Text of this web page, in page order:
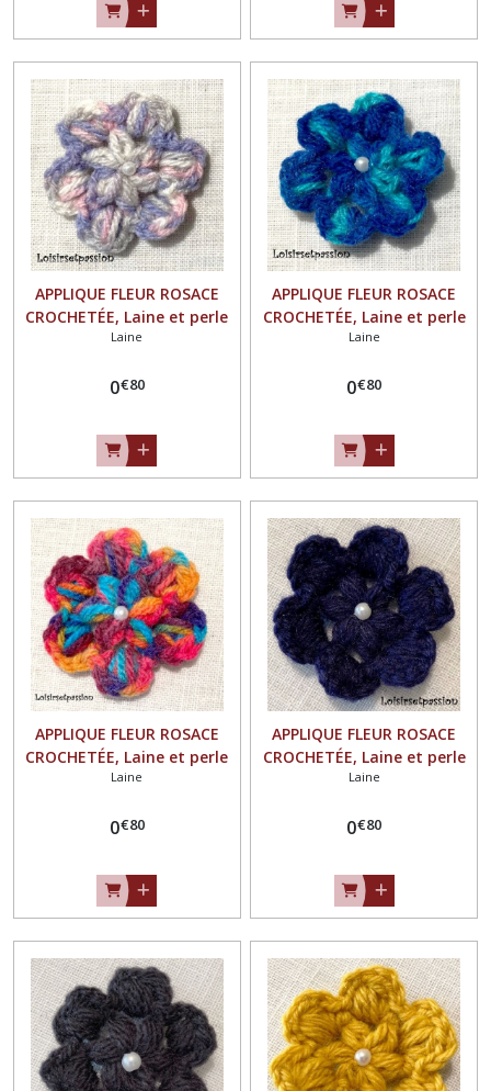
APPLIQUE FLEUR ROSACE
CROCHETÉE, Laine et perle
nacrée / GRIS ROSE PARME
à coudre ou à coller, vendu
Laine
0€80
APPLIQUE FLEUR ROSACE
CROCHETÉE, Laine et perle
nacrée / BLEU TURQUOISE
à coudre ou à coller, vendu
Laine
0€80
APPLIQUE FLEUR ROSACE
CROCHETÉE, Laine et perle
nacrée / MULTICOLORE **
coudre ou à coller, vendu à
Laine
0€80
APPLIQUE FLEUR ROSACE
CROCHETÉE, Laine et perle
nacrée / BLEU MARINE ** 4,5
coudre ou à coller, vendu à
Laine
0€80